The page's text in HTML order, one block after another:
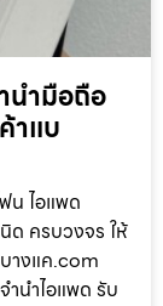
นำมือถือ
าแบ
น ไอแพด
ด ครบวงจร ให้
างแค.com
ำนำไอแพด รับ